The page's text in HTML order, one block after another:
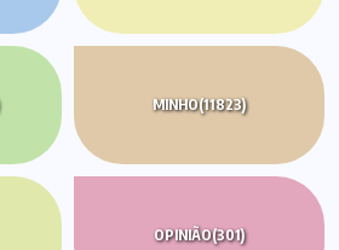
MINHO(11823)
OPINIÃO(301)